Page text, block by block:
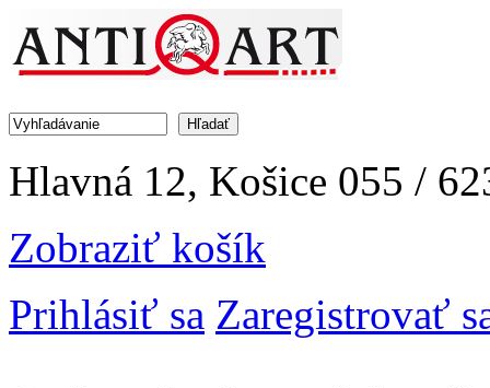
Vyhľadávanie
Hlavná 12, Košice 055 /
Zobraziť košík
Prihlásiť sa Zaregistrovať